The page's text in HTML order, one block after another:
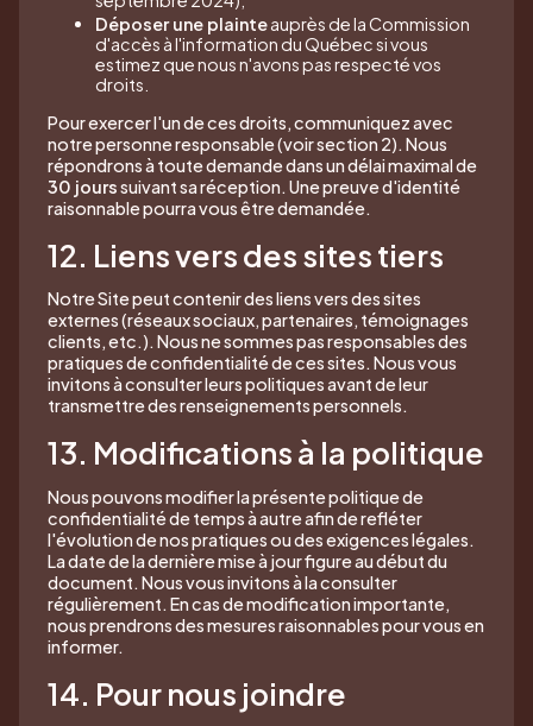
Déposer une plainteauprès de la Commission
d'accès à l'information du Québec si vous
estimez que nous n'avons pas respecté vos
droits.
Pour exercer l'un de ces droits, communiquez avec
notre personne responsable (voir section 2). Nous
répondrons à toute demande dans un délai maximal de
30 jourssuivant sa réception. Une preuve d'identité
raisonnable pourra vous être demandée.
12. Liens vers des sites tiers
Notre Site peut contenir des liens vers des sites
externes (réseaux sociaux, partenaires, témoignages
clients, etc.). Nous ne sommes pas responsables des
pratiques de confidentialité de ces sites. Nous vous
invitons à consulter leurs politiques avant de leur
transmettre des renseignements personnels.
13. Modifications à la politique
Nous pouvons modifier la présente politique de
confidentialité de temps à autre afin de refléter
l'évolution de nos pratiques ou des exigences légales.
La date de la dernière mise à jour figure au début du
document. Nous vous invitons à la consulter
régulièrement. En cas de modification importante,
nous prendrons des mesures raisonnables pour vous en
informer.
14. Pour nous joindre